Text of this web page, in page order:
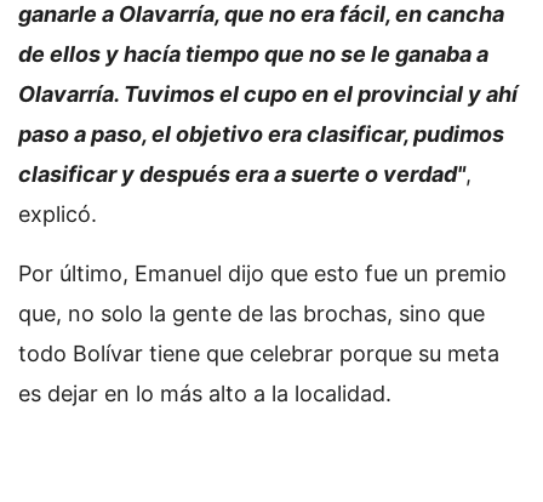
ganarle a Olavarría, que no era fácil, en cancha
de ellos y hacía tiempo que no se le ganaba a
Olavarría. Tuvimos el cupo en el provincial y ahí
paso a paso, el objetivo era clasificar, pudimos
clasificar y después era a suerte o verdad",
explicó.
Por último, Emanuel dijo que esto fue un premio
que, no solo la gente de las brochas, sino que
todo Bolívar tiene que celebrar porque su meta
es dejar en lo más alto a la localidad.